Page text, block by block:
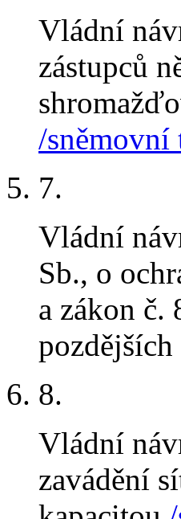
Vládní
zástupců
/sněmovní
7.
Vládní
Sb., o
a zákon č.
8.
Vládní
zavádění